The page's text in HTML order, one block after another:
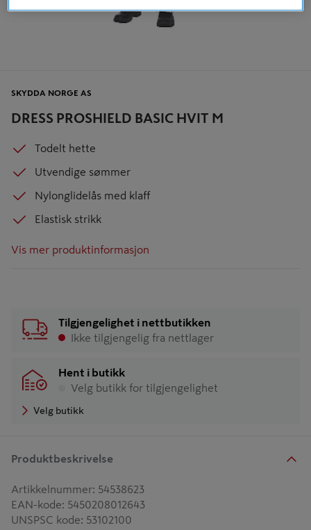
DRESS PROSHIELD BASIC HVIT M
SKYDDA NORGE AS
Todelt hette
Utvendige sømmer
Nylonglidelås med klaff
Elastisk strikk
Vis mer produktinformasjon
Tilgjengelighet i nettbutikken
Ikke tilgjengelig fra nettlager
Hent i butikk
Velg butikk for tilgjengelighet
Velg butikk
Produktbeskrivelse
Artikkelnummer: 54538623
EAN-kode: 5450208012643
UNSPSC kode: 53102100